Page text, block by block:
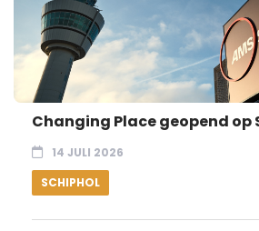
Changing Place geopend op
14 JULI 2026
SCHIPHOL